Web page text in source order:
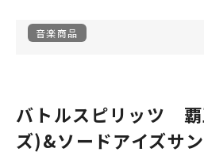
音楽商品
バトルスピリッツ 覇
ズ)&ソードアイズサ